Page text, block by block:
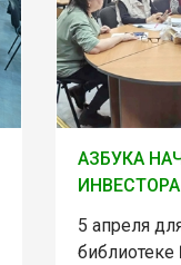
АЗБУКА
ИНВЕСТОРА
5 апреля